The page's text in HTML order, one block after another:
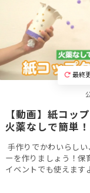
最終
【動画】紙コッ
火薬なしで簡単！
手作りでかわいらし
ーを作りましょう！保
イベントでも使えます